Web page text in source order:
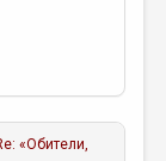
«Обители,